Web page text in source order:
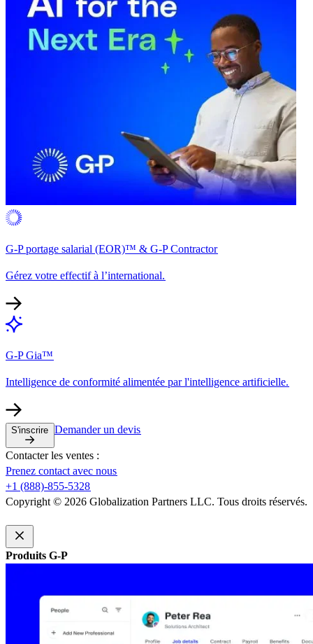
G-P portage salarial (EOR)™ & G-P Contractor​​
Gérez votre effectif à l’international.​​
G-P Gia™​​
Intelligence de conformité alimentée par l'intelligence artificielle.​​
S'inscrire​​ Demander un devis​​
Contacter les ventes :​​
Prenez contact avec nous​​
+1 (888)-855-5328​​
Copyright © 2026 Globalization Partners LLC. Tous droits réservés.​​
Produits G-P​​